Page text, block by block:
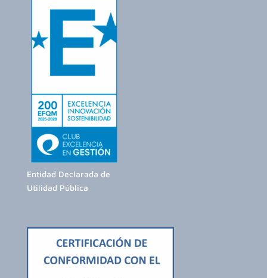
Entidad Declarada de
Utilidad Pública